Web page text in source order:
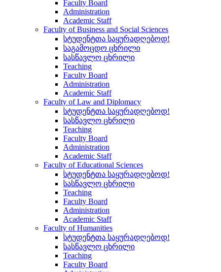
Faculty Board
Administration
Academic Staff
Faculty of Business and Social Sciences
სტუდენტთა საყურადღებოდ!
საგამოცდო ცხრილი
სასწავლო ცხრილი
Teaching
Faculty Board
Administration
Academic Staff
Faculty of Law and Diplomacy
სტუდენტთა საყურადღებოდ!
სასწავლო ცხრილი
Teaching
Faculty Board
Administration
Academic Staff
Faculty of Educational Sciences
სტუდენტთა საყურადღებოდ!
სასწავლო ცხრილი
Teaching
Faculty Board
Administration
Academic Staff
Faculty of Humanities
სტუდენტთა საყურადღებოდ!
სასწავლო ცხრილი
Teaching
Faculty Board